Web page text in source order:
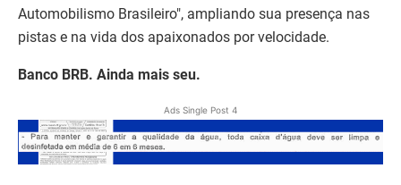
Automobilismo Brasileiro", ampliando sua presença nas
pistas e na vida dos apaixonados por velocidade.
Banco BRB. Ainda mais seu.
Ads Single Post 4